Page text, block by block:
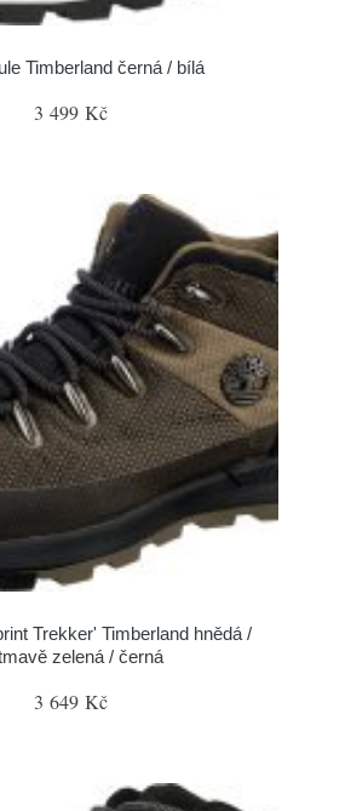
Timberland černá / bílá
3 499 Kč
Trekker' Timberland hnědá /
zelená / černá
3 649 Kč